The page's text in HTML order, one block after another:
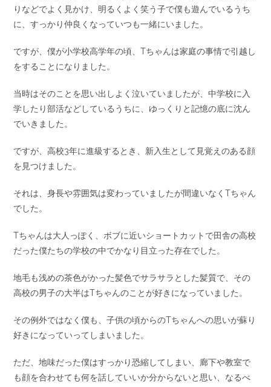
りなどでよく見かけ、明るくよく笑う子で僕も遊んでいるうち
に、すっかり仲良くなっていつも一緒にいました。
ですが、僕が小学校高学年の頃、Tちゃんは家庭の事情で引越し
をすることになりました。
当時はそのことを思い出しよく泣いていましたが、中学校に入
学したり部活などしているうちに、ゆっくりと記憶の底に沈ん
でいきました。
ですが、高校3年に進級するとき、新入生として見覚えのある顔
を見つけました。
それは、身長や雰囲気は変わっていましたが間違いなくTちゃん
でした。
Tちゃんは大人っぽく、ボブに近いショートカットで田舎の高校
だった僕たちの学校の中でかなり目立った存在でした。
地毛も浅めの茶色がかった髪色でサラサラとした髪質で、その
高校の男子の大半はTちゃんのことが好きになっていました。
その例外ではなく僕も、子供の頃からのTちゃんへの思いが蘇り
好きになっていってしまいました。
ただ、地味だった僕はすっかり恐縮してしまい、廊下や教室で
も顔を合わせても何を話していいか分からないと思い、なるべ